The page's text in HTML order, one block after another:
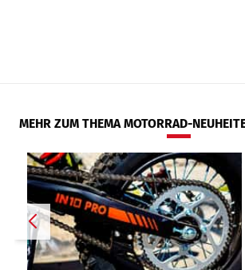
MEHR ZUM THEMA MOTORRAD-